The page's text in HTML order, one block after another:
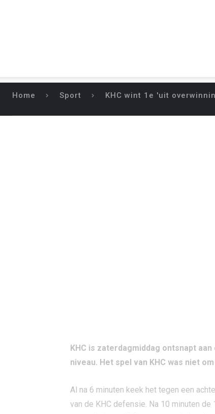
Home Sport KHC wint 1e 'uit
KHC is zaterdagmiddag ontsnapt
niveau. Het spel van KHC was niet
Al na 6 minuten keek het tegen een
van de KHC defensie. Na 10 minuten